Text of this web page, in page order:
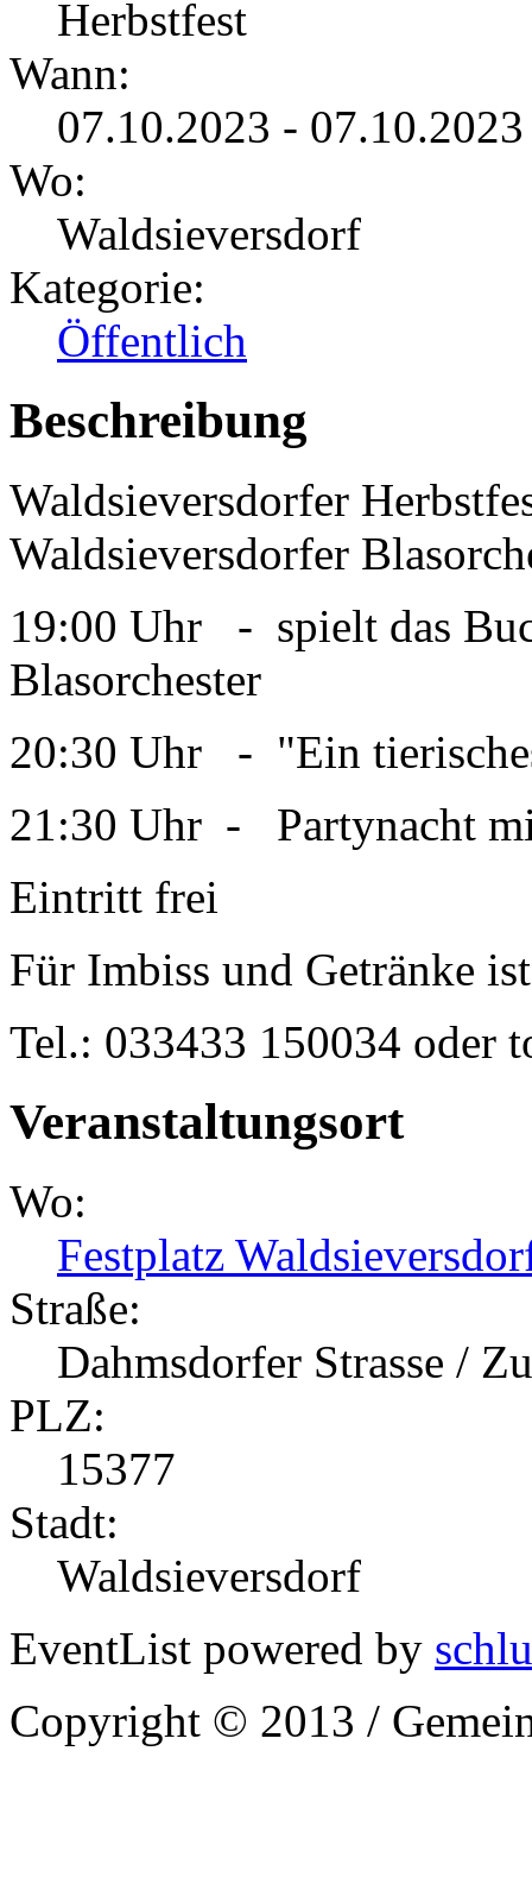
Herbstfest
Wann:
07.10.2023 -
Wo:
Waldsieversdorf
Kategorie:
Öffentlich
Beschreibung
Waldsieversdorfer
Waldsieversdorfer
19:00 Uhr - spielt das
Blasorchester
20:30 Uhr - "Ein
21:30 Uhr - Partynacht
Eintritt frei
Für Imbiss und Getränke
Tel.: 033433 150034 oder
Veranstaltungsort
Wo:
Festplatz
Straße:
Dahmsdorfer Strasse /
PLZ:
15377
Stadt:
Waldsieversdorf
EventList powered by
Copyright © 2013 /